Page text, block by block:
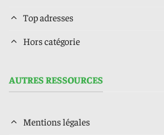
Top adresses
Hors catégorie
AUTRES RESSOURCES
Mentions légales